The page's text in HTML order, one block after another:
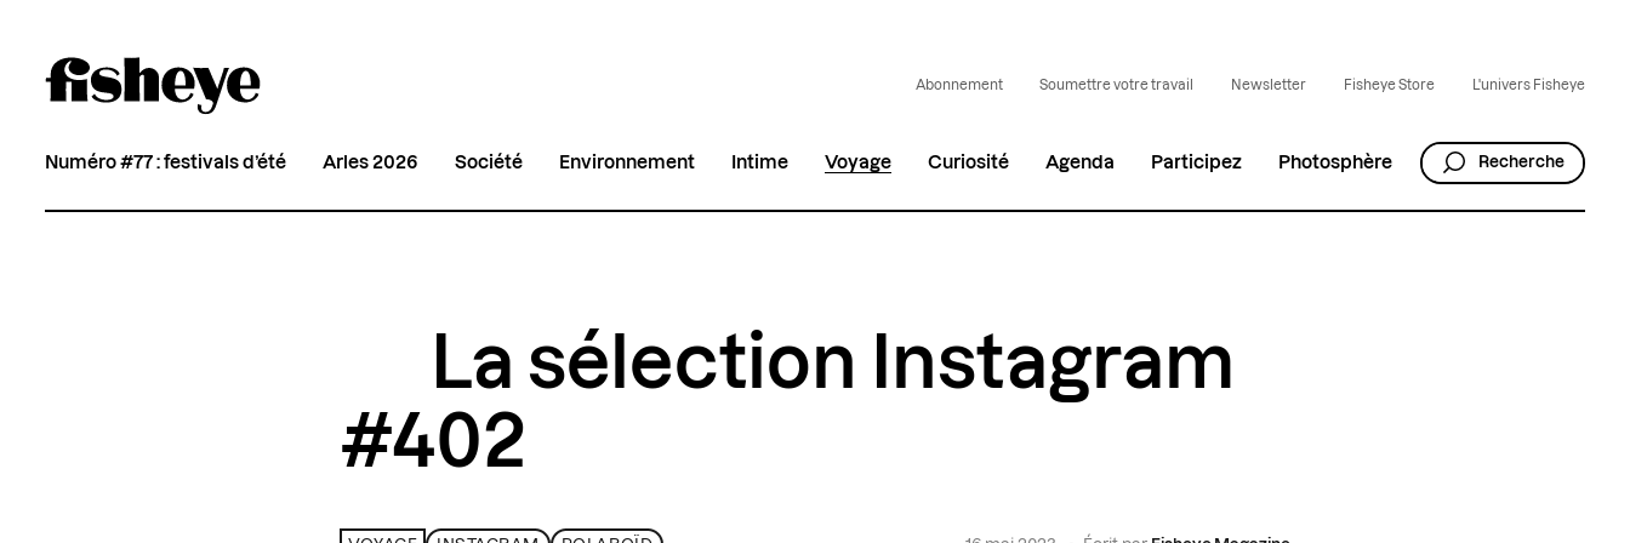
Abonnement Soumettre votre travail Newsletter Fisheye Store L'univers Fisheye
Numéro #77 : festivals d’été Arles 2026 Société Environnement Intime Voyage Curiosité Agenda Participez Photosphère Recherche
La sélection Instagram
#402